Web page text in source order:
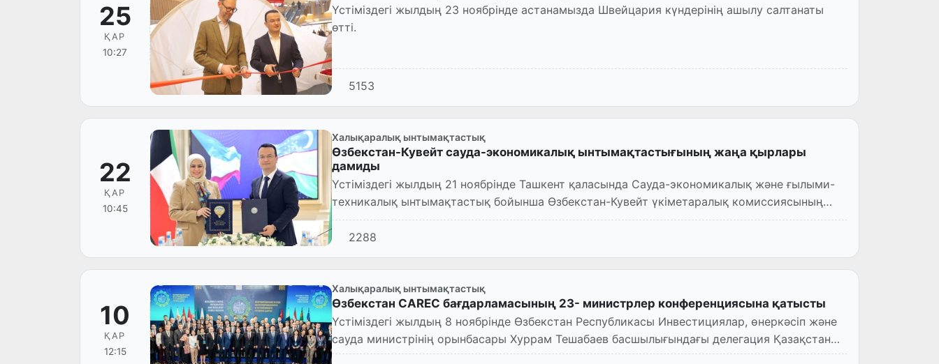
25
ҚАР
10:27
Үстіміздегі жылдың 23 ноябрінде астанамызда Швейцария күндерінің ашылу салтанаты
өтті.
5153
22
ҚАР
10:45
Халықаралық ынтымақтастық
Өзбекстан-Кувейт сауда-экономикалық ынтымақтастығының жаңа қырлары
дамиды
Үстіміздегі жылдың 21 ноябрінде Ташкент қаласында Сауда-экономикалық және ғылыми-
техникалық ынтымақтастық бойынша Өзбекстан-Кувейт үкіметаралық комиссиясының
жиналысы өтті.
2288
10
ҚАР
12:15
Халықаралық ынтымақтастық
Өзбекстан CAREC бағдарламасының 23- министрлер конференциясына қатысты
Үстіміздегі жылдың 8 ноябрінде Өзбекстан Республикасы Инвестициялар, өнеркәсіп және
сауда министрінің орынбасары Хуррам Тешабаев басшылығындағы делегация Қазақстаның
елордасы Астан...